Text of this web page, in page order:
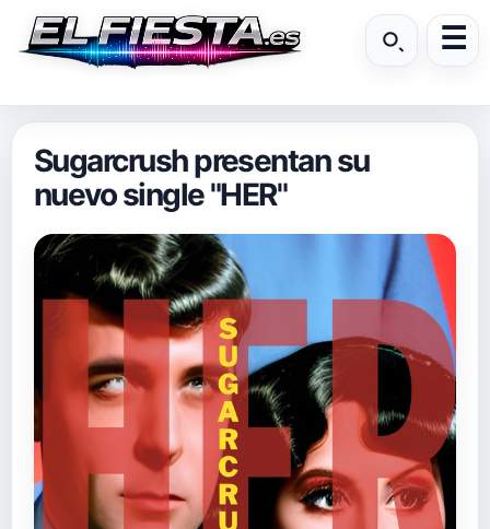
Sugarcrush presentan su
nuevo single "HER"